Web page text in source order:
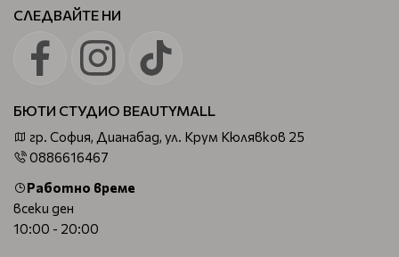
СЛЕДВАЙТЕ НИ
БЮТИ СТУДИО BEAUTYMALL
гр. София, Дианабад, ул. Крум Кюлявков 25
0886616467
Работно време
всеки ден
10:00 - 20:00